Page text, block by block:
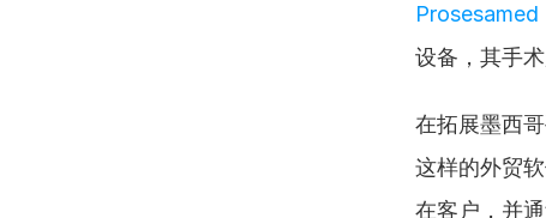
Prosesamed
设备，其手
在拓展墨西
这样的外贸
在客户，并